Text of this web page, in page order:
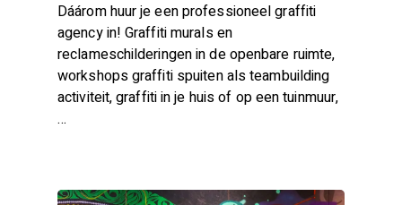
Dáárom huur je een professioneel graffiti
agency in! Graffiti murals en
reclameschilderingen in de openbare ruimte,
workshops graffiti spuiten als teambuilding
activiteit, graffiti in je huis of op een tuinmuur,
…